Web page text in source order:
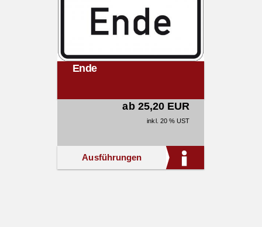
Ende
ab 25,20 EUR
inkl. 20 % UST
Ausführungen